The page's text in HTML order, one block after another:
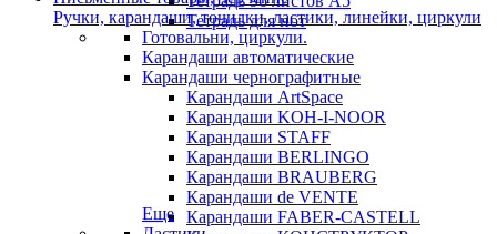
Тетрадь для нот
Ручки, карандаши, точилки, ластики, линейки, циркули
Готовальни, циркули.
Карандаши автоматические
Карандаши чернографитные
Карандаши ArtSpace
Карандаши KOH-I-NOOR
Карандаши STAFF
Карандаши BERLINGO
Карандаши BRAUBERG
Карандаши de VENTE
Карандаши FABER-CASTELL
Еще